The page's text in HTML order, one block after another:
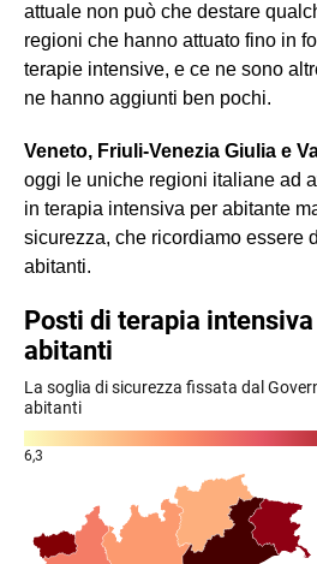
attuale non può che destare
regioni che hanno attuato fino in
terapie intensive, e ce ne sono
ne hanno aggiunti ben pochi.
Veneto, Friuli-Venezia Giulia e
oggi le uniche regioni italiane ad
in terapia intensiva per abitante
sicurezza, che ricordiamo essere
abitanti.